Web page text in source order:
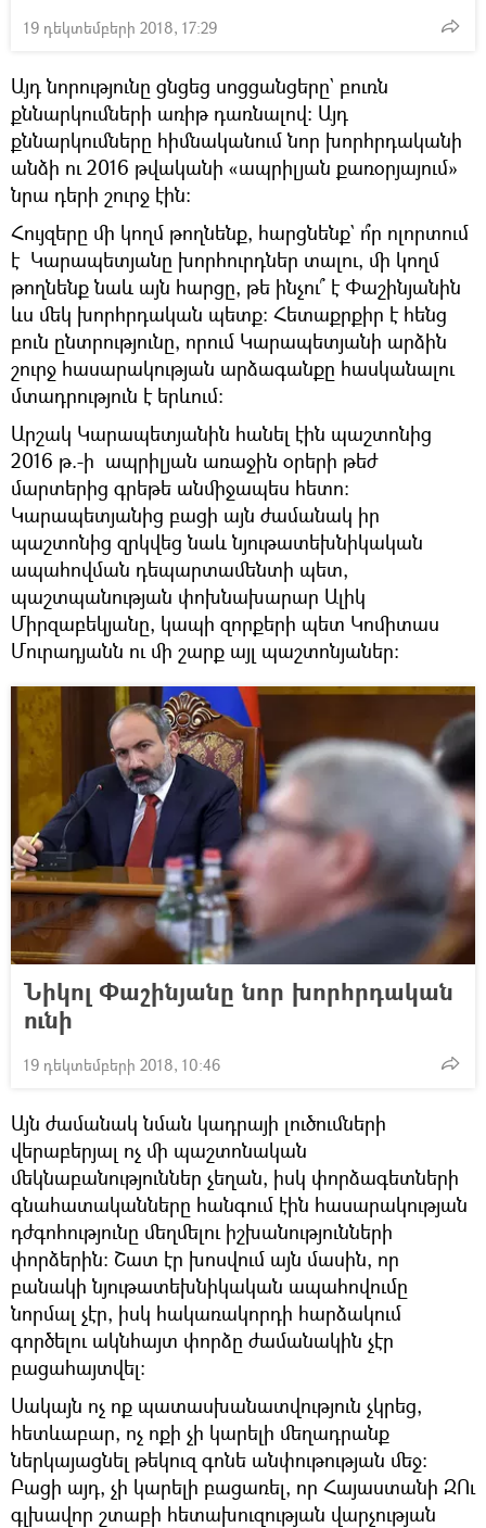
19 դեկտեմբերի 2018, 17:29
Այդ նորությունը ցնցեց սոցցանցերը` բուռն
քննարկումների առիթ դառնալով։ Այդ
քննարկումները հիմնականում նոր խորհրդականի
անձի ու 2016 թվականի «ապրիլյան քառօրյայում»
նրա դերի շուրջ էին։
Հույզերը մի կողմ թողնենք, հարցնենք` ո՞ր ոլորտում
է Կարապետյանը խորհուրդներ տալու, մի կողմ
թողնենք նաև այն հարցը, թե ինչու՞ է Փաշինյանին
ևս մեկ խորհրդական պետք։ Հետաքրքիր է հենց
բուն ընտրությունը, որում Կարապետյանի արձին
շուրջ հասարակության արձագանքը հասկանալու
մտադրություն է երևում։
Արշակ Կարապետյանին հանել էին պաշտոնից
2016 թ.-ի ապրիլյան առաջին օրերի թեժ
մարտերից գրեթե անմիջապես հետո։
Կարապետյանից բացի այն ժամանակ իր
պաշտոնից զրկվեց նաև նյութատեխնիկական
ապահովման դեպարտամենտի պետ,
պաշտպանության փոխնախարար Ալիկ
Միրզաբեկյանը, կապի զորքերի պետ Կոմիտաս
Մուրադյանն ու մի շարք այլ պաշտոնյաներ։
Նիկոլ Փաշինյանը նոր խորհրդական
ունի
19 դեկտեմբերի 2018, 10:46
Այն ժամանակ նման կադրայի լուծումների
վերաբերյալ ոչ մի պաշտոնական
մեկնաբանություններ չեղան, իսկ փորձագետների
գնահատականները հանգում էին հասարակության
դժգոհությունը մեղմելու իշխանությունների
փորձերին։ Շատ էր խոսվում այն մասին, որ
բանակի նյութատեխնիկական ապահովումը
նորմալ չէր, իսկ հակառակորդի հարձակում
գործելու ակնհայտ փորձը ժամանակին չէր
բացահայտվել։
Սակայն ոչ ոք պատասխանատվություն չկրեց,
հետևաբար, ոչ ոքի չի կարելի մեղադրանք
ներկայացնել թեկուզ գոնե անփութության մեջ։
Բացի այդ, չի կարելի բացառել, որ Հայաստանի ԶՈւ
գլխավոր շտաբի հետախուզության վարչության